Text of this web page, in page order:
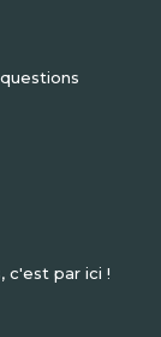
c'est par ici !